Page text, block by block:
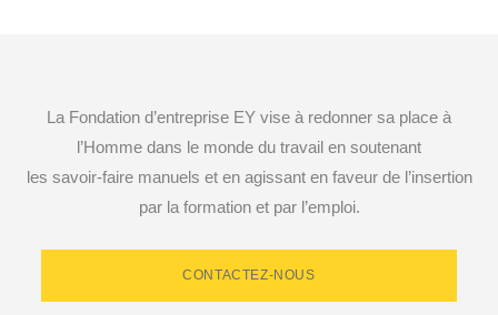
La Fondation d’entreprise EY vise à redonner sa place à
l’Homme dans le monde du travail en soutenant
les savoir-faire manuels et en agissant en faveur de l’insertion
par la formation et par l’emploi.
CONTACTEZ-NOUS